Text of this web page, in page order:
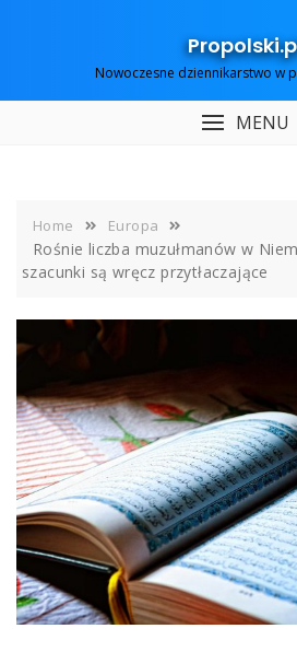
Nowoczesne dziennikarstwo w
MENU
Home Europa
Rośnie liczba muzułmanów w
szacunki są wręcz przytłaczające